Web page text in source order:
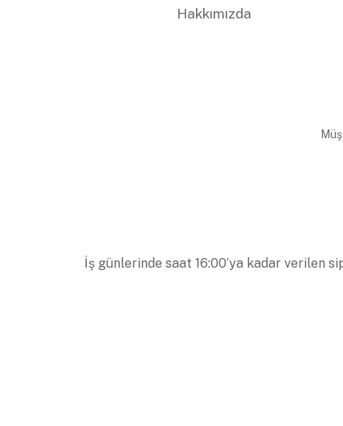
Hakkımızda
İş günlerinde saat 16:00’ya kadar verilen